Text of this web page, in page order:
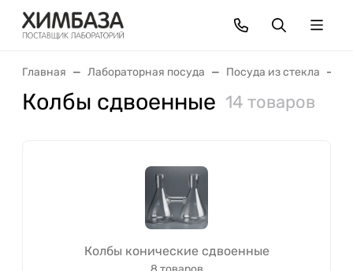
Главная Лабораторная посуда Посуда из стекла
Колбы сдвоенные 14 товаров
Колбы конические сдвоенные